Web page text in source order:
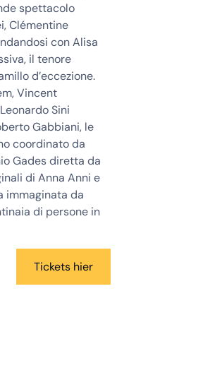
spettacolo
Clémentine
con Alisa
il tenore
d’eccezione.
Vincent
Sini
Gabbiani, le
coordinato da
Gades diretta da
di Anna Anni e
immaginata da
di persone in
Tickets hier